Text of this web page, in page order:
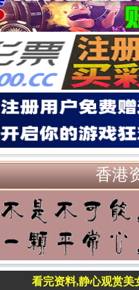
香港
看完资料,静心观赏美